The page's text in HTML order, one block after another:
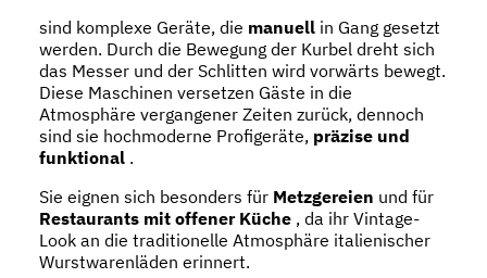
sind komplexe Geräte, die manuell in Gang gesetzt
werden. Durch die Bewegung der Kurbel dreht sich
das Messer und der Schlitten wird vorwärts bewegt.
Diese Maschinen versetzen Gäste in die
Atmosphäre vergangener Zeiten zurück, dennoch
sind sie hochmoderne Profigeräte, präzise und
funktional .
Sie eignen sich besonders für Metzgereien und für
Restaurants mit offener Küche , da ihr Vintage-
Look an die traditionelle Atmosphäre italienischer
Wurstwarenläden erinnert.